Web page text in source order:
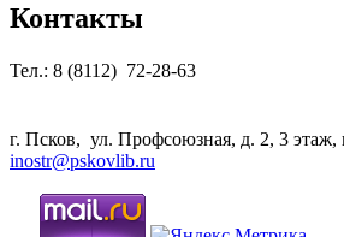
Контакты
Тел.: 8 (8112) 72-28-63
г. Псков, ул. Профсоюзная, д. 2, 3
inostr@pskovlib.ru